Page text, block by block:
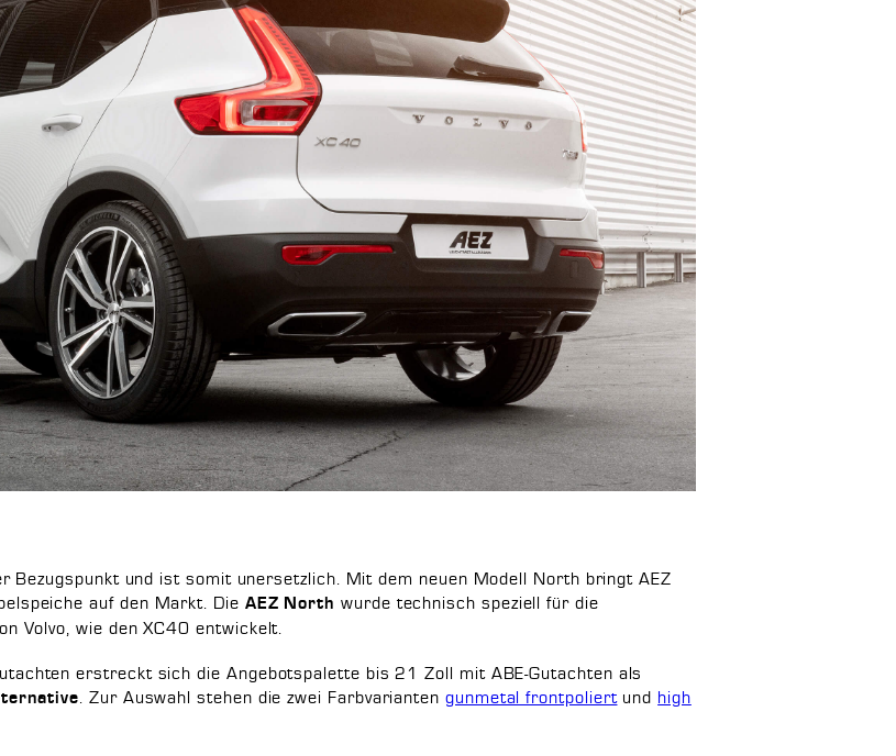
Bezugspunkt und ist somit unersetzlich. Mit dem neuen Modell North bringt AEZ
auf den Markt. Die AEZ North wurde technisch speziell für die
Volvo, wie den XC40 entwickelt.
erstreckt sich die Angebotspalette bis 21 Zoll mit ABE-Gutachten als
. Zur Auswahl stehen die zwei Farbvarianten gunmetal frontpoliertund high